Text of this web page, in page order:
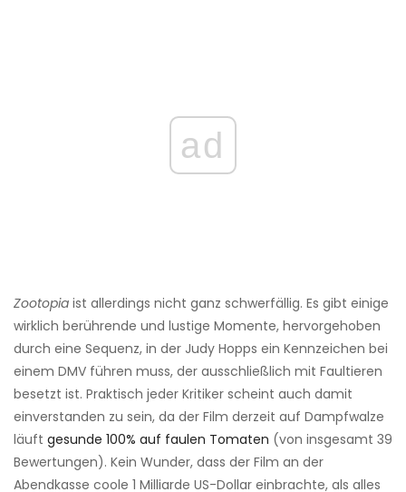
ad
Zootopia ist allerdings nicht ganz schwerfällig. Es gibt einige
wirklich berührende und lustige Momente, hervorgehoben
durch eine Sequenz, in der Judy Hopps ein Kennzeichen bei
einem DMV führen muss, der ausschließlich mit Faultieren
besetzt ist. Praktisch jeder Kritiker scheint auch damit
einverstanden zu sein, da der Film derzeit auf Dampfwalze
läuft gesunde 100% auf faulen Tomaten (von insgesamt 39
Bewertungen). Kein Wunder, dass der Film an der
Abendkasse coole 1 Milliarde US-Dollar einbrachte, als alles